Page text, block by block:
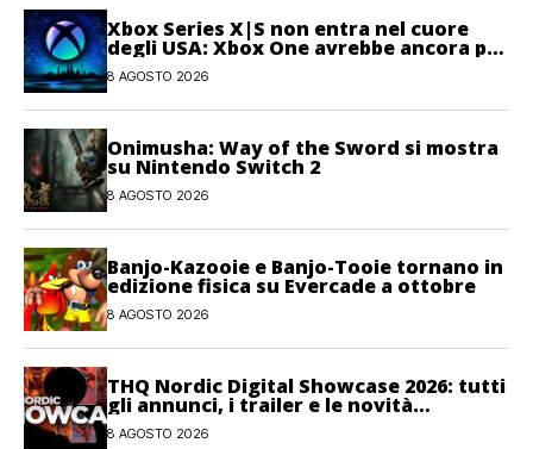
Xbox Series X|S non entra nel cuore
degli USA: Xbox One avrebbe ancora più
giocatori attivi
8 AGOSTO 2026
Onimusha: Way of the Sword si mostra
su Nintendo Switch 2
8 AGOSTO 2026
Banjo-Kazooie e Banjo-Tooie tornano in
edizione fisica su Evercade a ottobre
8 AGOSTO 2026
THQ Nordic Digital Showcase 2026: tutti
gli annunci, i trailer e le novità
dell’evento
8 AGOSTO 2026